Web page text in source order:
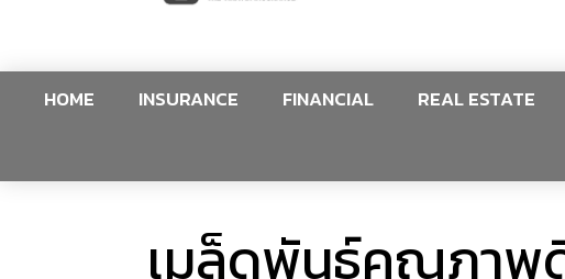
HOME INSURANCE FINANCIAL REAL ESTATE
เมล็ดพันธุ์คุณภาพ